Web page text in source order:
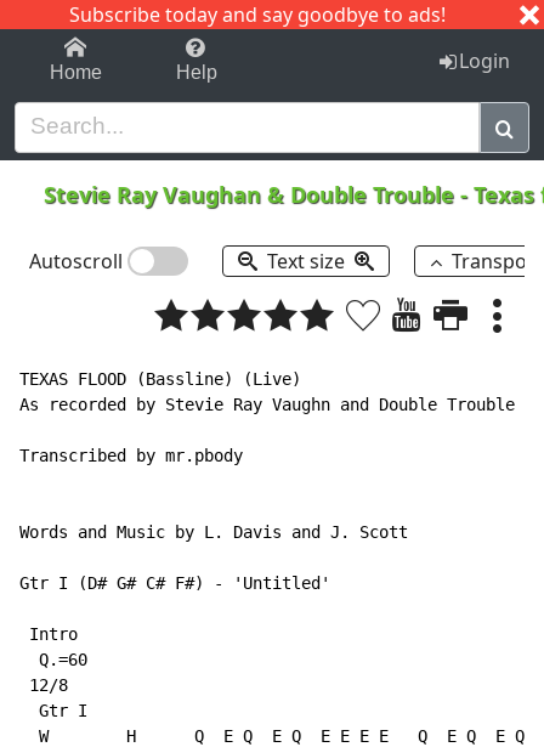
Subscribe today and say goodbye to ads!
1-9 C I J
Home Help Login
Stevie Ray Vaughan & Double Trouble -
Autoscroll Text size
TEXAS FLOOD (Bassline) (Live)
As recorded by Stevie Ray Vaughn and Double Trouble
Transcribed by mr.pbody
Words and Music by L. Davis and J. Scott
Gtr I (D# G# C# F#) - 'Untitled'
Intro
  Q.=60
12/8
  Gtr I
W        H      Q  E Q  E Q  E E E E   Q  E Q  E Q